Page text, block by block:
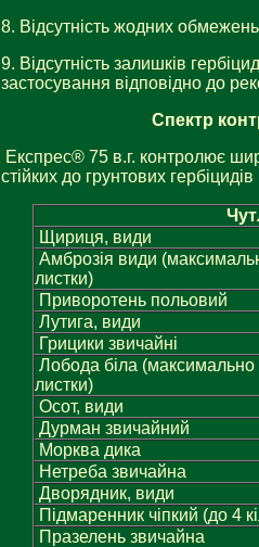
8. Відсутність жодних
9. Відсутність залишків
застосування відповідно до
Спектр
Експрес® 75 в.г. контролює
стійких до грунтових гербіцидів
Щириця, види
Амброзія види
листки)
Приворотень польовий
Лутига, види
Грицики звичайні
Лобода біла (максимально
листки)
Осот, види
Дурман звичайний
Морква дика
Нетреба звичайна
Дворядник, види
Підмаренник чіпкий (до 4
Празелень звичайна